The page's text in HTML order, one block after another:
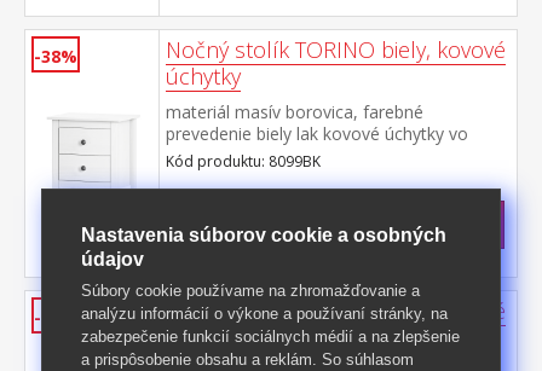
-38%
Nočný stolík TORINO biely, kovové
úchytky
materiál masív borovica, farebné
prevedenie biely lak kovové úchytky vo
farebnom prevedení černená mosadz 2
zásuvky s kovovými pojazdmi
Kód produktu: 8099BK
74 €s DPH
-38% 120,50 € **
-44%
Nočný stolík TORINO biely, kovové
úchytky
Nastavenia súborov cookie a osobných
údajov
Súbory cookie používame na zhromažďovanie a
analýzu informácií o výkone a používaní stránky, na
zabezpečenie funkcií sociálnych médií a na zlepšenie
a prispôsobenie obsahu a reklám. So súhlasom